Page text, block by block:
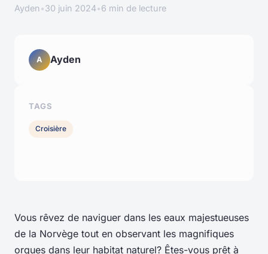
Ayden•30 juin 2024•6 min de lecture
Vous rêvez de naviguer dans les eaux majestueuses
de la Norvège tout en observant les magnifiques
orques dans leur habitat naturel? Êtes-vous prêt à
A Ayden
TAGS
Croisière